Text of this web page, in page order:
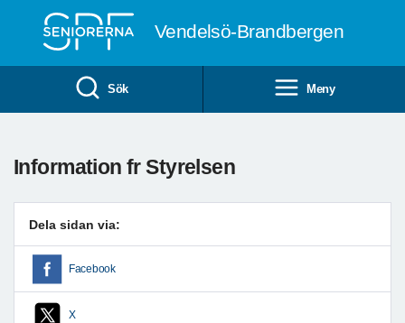
Vendelsö-Brandbergen
Sök Meny
Information fr Styrelsen
Dela sidan via:
Facebook
X